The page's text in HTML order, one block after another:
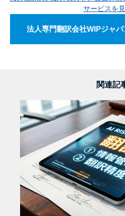
サービスを見
法人専門翻訳会社WIPジャ
関連記